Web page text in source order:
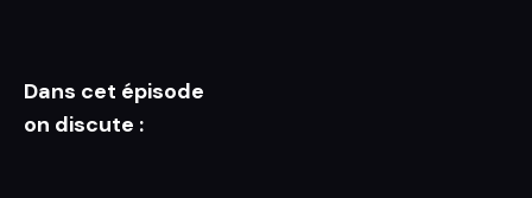
Dans cet épisode
on discute :